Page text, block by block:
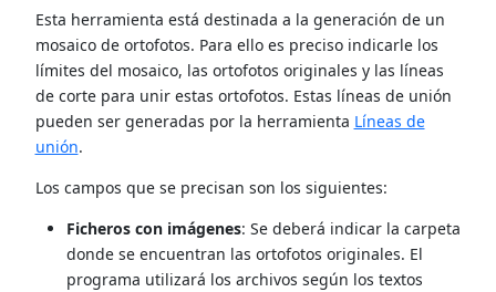
Esta herramienta está destinada a la generación de un
mosaico de ortofotos. Para ello es preciso indicarle los
límites del mosaico, las ortofotos originales y las líneas
de corte para unir estas ortofotos. Estas líneas de unión
pueden ser generadas por la herramienta Líneas de
unión.
Los campos que se precisan son los siguientes:
Ficheros con imágenes: Se deberá indicar la carpeta
donde se encuentran las ortofotos originales. El
programa utilizará los archivos según los textos